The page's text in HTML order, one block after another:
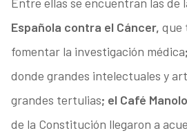
Entre ellas se encuentran las de
Española contra el Cáncer, que
fomentar la investigación médica
donde grandes intelectuales y
grandes tertulias; el Café
de la Constitución llegaron a